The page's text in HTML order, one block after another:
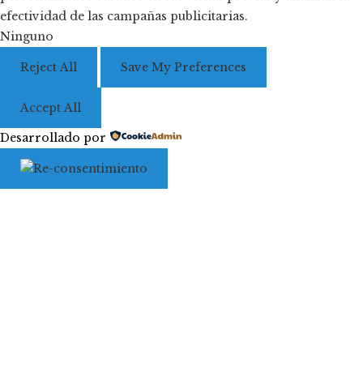
efectividad de las campañas publicitarias.
Ninguno
Reject All Save My Preferences
Accept All
Desarrollado por